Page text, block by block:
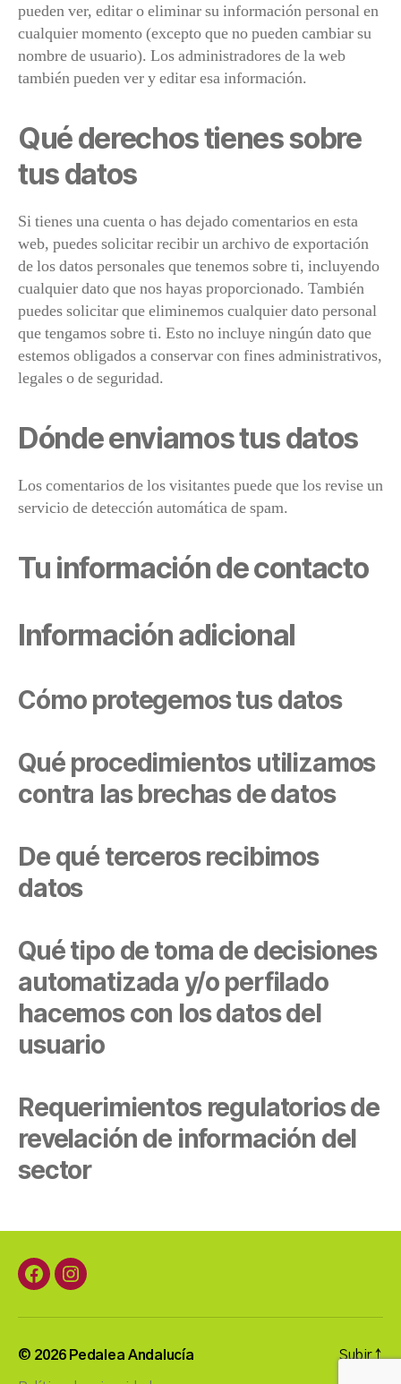
pueden ver, editar o eliminar su información personal en
cualquier momento (excepto que no pueden cambiar su
nombre de usuario). Los administradores de la web
también pueden ver y editar esa información.
Qué derechos tienes sobre
tus datos
Si tienes una cuenta o has dejado comentarios en esta
web, puedes solicitar recibir un archivo de exportación
de los datos personales que tenemos sobre ti, incluyendo
cualquier dato que nos hayas proporcionado. También
puedes solicitar que eliminemos cualquier dato personal
que tengamos sobre ti. Esto no incluye ningún dato que
estemos obligados a conservar con fines administrativos,
legales o de seguridad.
Dónde enviamos tus datos
Los comentarios de los visitantes puede que los revise un
servicio de detección automática de spam.
Tu información de contacto
Información adicional
Cómo protegemos tus datos
Qué procedimientos utilizamos
contra las brechas de datos
De qué terceros recibimos
datos
Qué tipo de toma de decisiones
automatizada y/o perfilado
hacemos con los datos del
usuario
Requerimientos regulatorios de
revelación de información del
sector
FacebookInstagram
© 2026 Pedalea Andalucía Subir↑